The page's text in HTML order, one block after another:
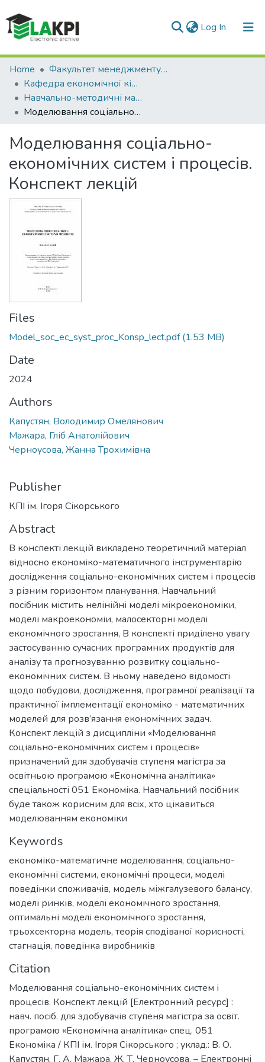
Log In (current)
Communities & Collections
All of DSpace
Statistics
Home
Факультет менеджменту та маркетингу (ФММ)
Кафедра економічної кібернетики (ЕК)
Навчально-методичні матеріали (ЕК)
Моделювання соціально-економічних систем і процесів. Конспект лекцій
Моделювання соціально-
економічних систем і процесів.
Конспект лекцій
Files
Model_soc_ec_syst_proc_Konsp_lect.pdf(1.53 MB)
Date
2024
Authors
Капустян, Володимир Омелянович
Мажара, Гліб Анатолійович
Черноусова, Жанна Трохимівна
Publisher
КПІ ім. Ігоря Сікорського
Abstract
В конспекті лекцій викладено теоретичний матеріал
відносно економіко-математичного інструментарію
дослідження соціально-економічних систем і процесів
з різним горизонтом планування. Навчальний
посібник містить нелінійні моделі мікроекономіки,
моделі макроекономіи, малосекторні моделі
економічного зростання, В конспекті приділено увагу
застосуванню сучасних програмних продуктів для
аналізу та прогнозуванню розвитку соціально-
економічних систем. В ньому наведено відомості
щодо побудови, дослідження, програмної реалізації та
практичної імплементації економіко - математичних
моделей для розв’язання економічних задач.
Конспект лекцій з дисципліни «Моделювання
соціально-економічних систем і процесів»
призначений для здобувачів ступеня магістра за
освітньою програмою «Економічна аналітика»
спеціальності 051 Економіка. Навчальний посібник
буде також корисним для всіх, хто цікавиться
моделюванням економіки
Keywords
економіко-математичне моделювання, соціально-
економічні системи, економічні процеси, моделі
поведінки споживачів, модель міжгалузевого балансу,
моделі ринків, моделі економічного зростання,
оптимальні моделі економічного зростання,
трьохсекторна модель, теорія сподіваної корисності,
стагнація, поведінка виробників
Citation
Моделювання соціально-економічних систем і
процесів. Конспект лекцій [Електронний ресурс] :
навч. посіб. для здобувачів ступеня магістра за освіт.
програмою «Економічна аналітика» спец. 051
Економіка / КПІ ім. Ігоря Сікорського ; уклад.: В. О.
Капустян, Г. А. Мажара, Ж. Т. Черноусова. – Електронні